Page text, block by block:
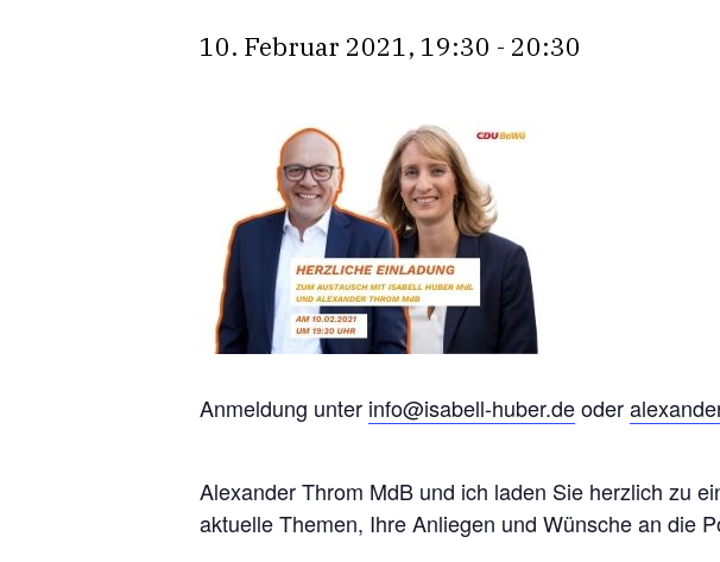
10. Februar 2021, 19:30 - 20:30
Anmeldung unter info@isabell-huber.deoder
Alexander Throm MdB und ich laden Sie herzlich zu
aktuelle Themen, Ihre Anliegen und Wünsche an die